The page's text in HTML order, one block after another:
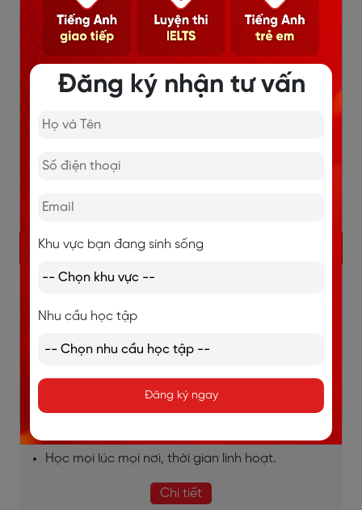
KHÓA TIẾNG ANH GIAO TIẾP 1 KÈM 1
Giao tiếp liên tục, sửa lỗi kịp thời, bù đắp lỗ hổng
ngay lập tức.
Lộ trình học được thiết kế riêng cho từng học viên.
Dựa trên mục tiêu, đặc thù từng ngành việc của
Học mọi lúc mọi nơi, thời gian linh hoạt.
Chi tiết
Đăng ký nhận tư vấn
Khu vực bạn đang sinh sống
Nhu cầu học tập
Đăng ký ngay